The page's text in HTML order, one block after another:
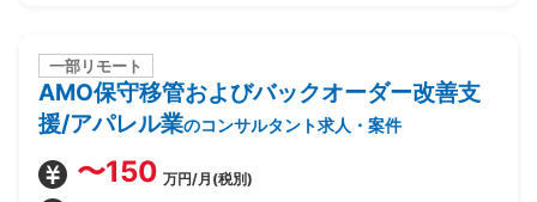
一部リモート
AMO保守移管およびバックオーダー改善支
援/アパレル業のコンサルタント求人・案件
〜150 万円/月(税別)